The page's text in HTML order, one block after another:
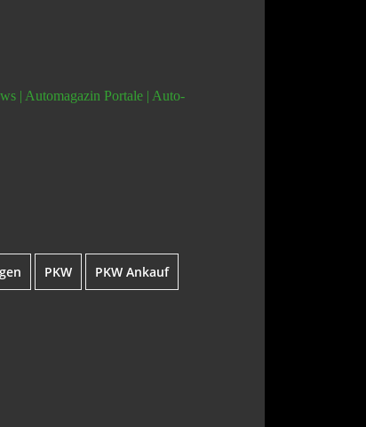
| Automagazin Portale | Auto-
PKW PKW Ankauf